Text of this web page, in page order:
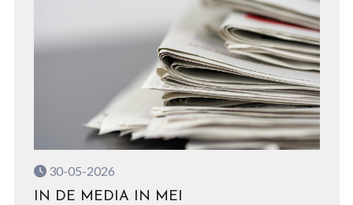
30-05-2026
IN DE MEDIA IN MEI